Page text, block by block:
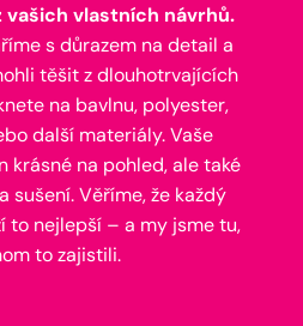
vašich vlastních návrhů.
s důrazem na detail a
těšit z dlouhotrvajících
na bavlnu, polyester,
další materiály. Vaše
krásné na pohled, ale také
sušení. Věříme, že každý
to nejlepší – a my jsme tu,
to zajistili.